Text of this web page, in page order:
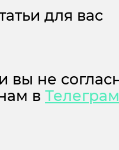
для вас
вы не
в Телеграм